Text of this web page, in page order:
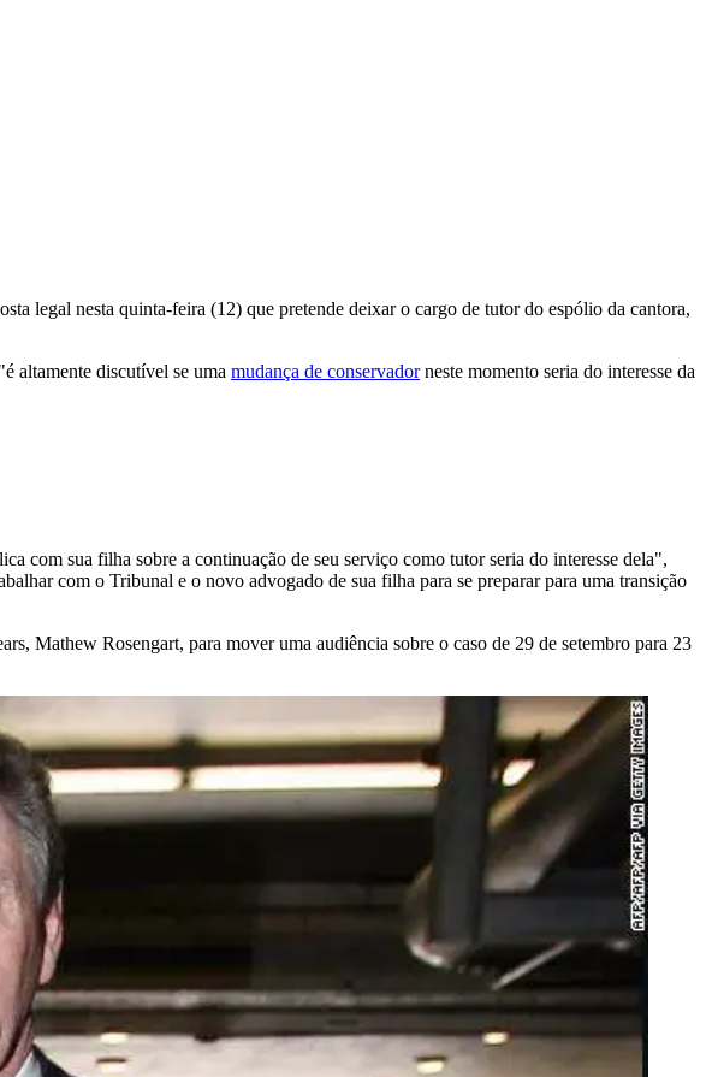
legal nesta quinta-feira (12) que pretende deixar o cargo de tutor do espólio da cantora,
altamente discutível se uma mudança de conservadorneste momento seria do interesse da
com sua filha sobre a continuação de seu serviço como tutor seria do interesse dela",
com o Tribunal e o novo advogado de sua filha para se preparar para uma transição
Mathew Rosengart, para mover uma audiência sobre o caso de 29 de setembro para 23